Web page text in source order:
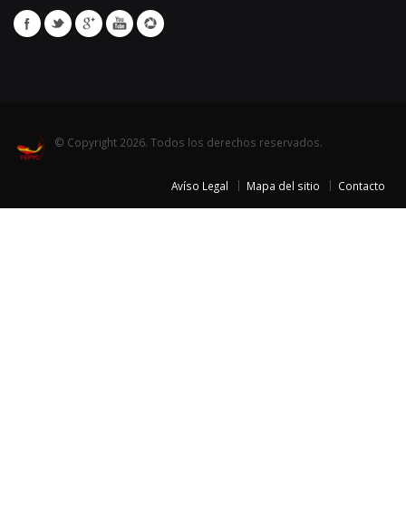
© Copyright 2026. Todos los derechos reservados.
Avíso Legal Mapa del sitio Contacto